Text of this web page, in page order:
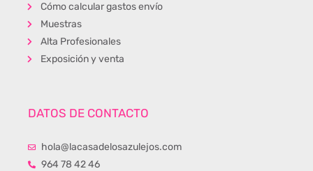
Cómo calcular gastos envío
Muestras
Alta Profesionales
Exposición y venta
DATOS DE CONTACTO
hola@lacasadelosazulejos.com
964 78 42 46